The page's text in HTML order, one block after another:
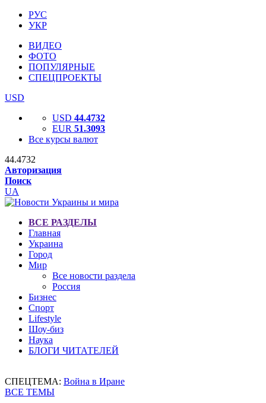
РУС
УКР
ВИДЕО
ФОТО
ПОПУЛЯРНЫЕ
СПЕЦПРОЕКТЫ
USD
USD 44.4732
EUR 51.3093
Все курсы валют
44.4732
Авторизация
Поиск
UA
ВСЕ РАЗДЕЛЫ
Главная
Украина
Город
Мир
Все новости раздела
Россия
Бизнес
Спорт
Lifestyle
Шоу-биз
Наука
БЛОГИ ЧИТАТЕЛЕЙ
СПЕЦТЕМА: Война в Иране
ВСЕ ТЕМЫ